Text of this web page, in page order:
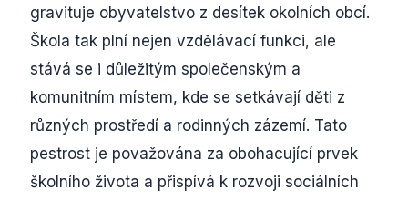
gravituje obyvatelstvo z desítek okolních obcí.
Škola tak plní nejen vzdělávací funkci, ale
stává se i důležitým společenským a
komunitním místem, kde se setkávají děti z
různých prostředí a rodinných zázemí. Tato
pestrost je považována za obohacující prvek
školního života a přispívá k rozvoji sociálních